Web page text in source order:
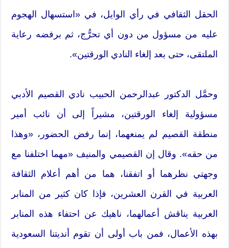
الحقل الثقافي في رأي الوايل، في «استسهال الهجوم
عليه من مسؤول من دون أي تحرُّج، ثم برفضه رعاية
الملتقى، حتى بعد إلغاء النادي الورقتين».
وحمَّل الدكتور عبدالرحمن الحبيب نادي القصيم الأدبي
مسؤولية إلغاء الورقتين، مشيراً إلى أن نائب أمير
منطقة القصيم لم يمنعهما، إنما رفض الحضور، «وهذا
من حقه». وقال إن القصيمي والمنيف «مهما اختلفنا مع
وجهتي نظرهما أو اتفقنا، هما من أهم أعلام الثقافة
العربية في القرن العشرين، فإذا كان كثير من المنابر
العربية يناقش أعمالهما، ناهيك عن احتفاء هذه المنابر
بهذه الأعمال، فمن باب أولى أن تقوم أنديتنا السعودية